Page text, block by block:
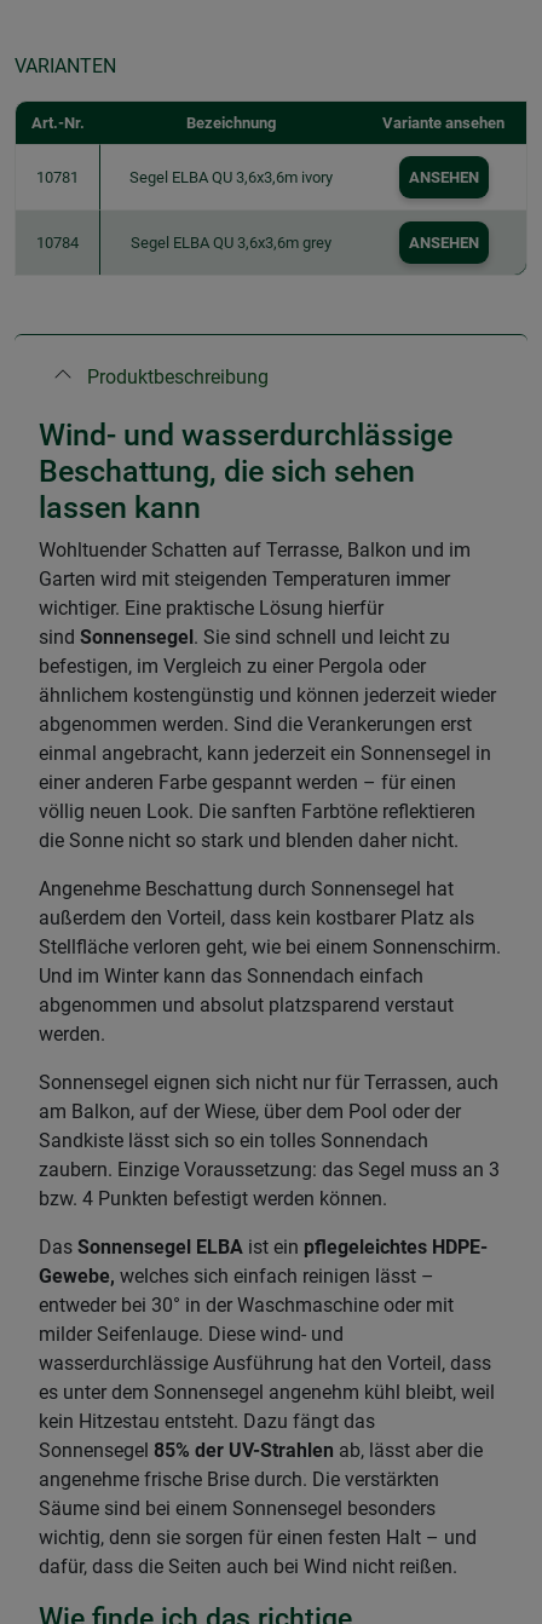
VARIANTEN
Art.-Nr. Bezeichnung Variante ansehen
10781 Segel ELBA QU 3,6x3,6m ivory ANSEHEN
10784 Segel ELBA QU 3,6x3,6m grey ANSEHEN
Produktbeschreibung
Wind- und wasserdurchlässige
Beschattung, die sich sehen
lassen kann
Wohltuender Schatten auf Terrasse, Balkon und im
Garten wird mit steigenden Temperaturen immer
wichtiger. Eine praktische Lösung hierfür
sind Sonnensegel. Sie sind schnell und leicht zu
befestigen, im Vergleich zu einer Pergola oder
ähnlichem kostengünstig und können jederzeit wieder
abgenommen werden. Sind die Verankerungen erst
einmal angebracht, kann jederzeit ein Sonnensegel in
einer anderen Farbe gespannt werden – für einen
völlig neuen Look. Die sanften Farbtöne reflektieren
die Sonne nicht so stark und blenden daher nicht.
Angenehme Beschattung durch Sonnensegel hat
außerdem den Vorteil, dass kein kostbarer Platz als
Stellfläche verloren geht, wie bei einem Sonnenschirm.
Und im Winter kann das Sonnendach einfach
abgenommen und absolut platzsparend verstaut
werden.
Sonnensegel eignen sich nicht nur für Terrassen, auch
am Balkon, auf der Wiese, über dem Pool oder der
Sandkiste lässt sich so ein tolles Sonnendach
zaubern. Einzige Voraussetzung: das Segel muss an 3
bzw. 4 Punkten befestigt werden können.
Das Sonnensegel ELBA ist ein pflegeleichtes HDPE-
Gewebe, welches sich einfach reinigen lässt –
entweder bei 30° in der Waschmaschine oder mit
milder Seifenlauge. Diese wind- und
wasserdurchlässige Ausführung hat den Vorteil, dass
es unter dem Sonnensegel angenehm kühl bleibt, weil
kein Hitzestau entsteht. Dazu fängt das
Sonnensegel 85% der UV-Strahlen ab, lässt aber die
angenehme frische Brise durch. Die verstärkten
Säume sind bei einem Sonnensegel besonders
wichtig, denn sie sorgen für einen festen Halt – und
dafür, dass die Seiten auch bei Wind nicht reißen.